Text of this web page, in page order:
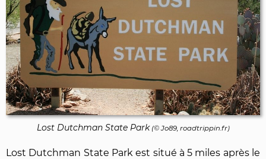
Lost Dutchman State Park(© Jo89, roadtrippin.fr)
Lost Dutchman State Park est situé à 5 miles après le